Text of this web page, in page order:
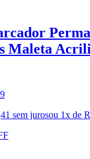
Maleta
sem jurosou 1x de